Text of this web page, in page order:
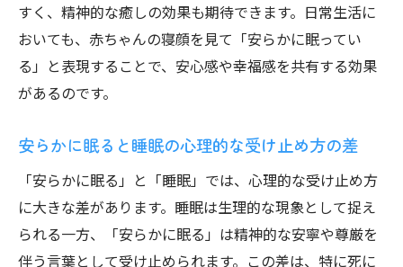
すく、精神的な癒しの効果も期待できます。日常生活に
おいても、赤ちゃんの寝顔を見て「安らかに眠ってい
る」と表現することで、安心感や幸福感を共有する効果
があるのです。
安らかに眠ると睡眠の心理的な受け止め方の差
「安らかに眠る」と「睡眠」では、心理的な受け止め方
に大きな差があります。睡眠は生理的な現象として捉え
られる一方、「安らかに眠る」は精神的な安寧や尊厳を
伴う言葉として受け止められます。この差は、特に死に